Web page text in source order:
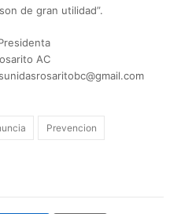
de gran utilidad”.
AC
Prevencion